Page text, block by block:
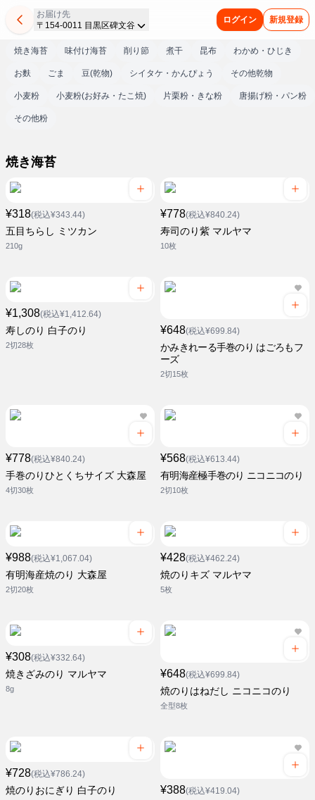
お届け先
〒154-0011 目黒区碑文谷
ログイン 新規登録
焼き海苔 味付け海苔 削り節 煮干 昆布 わかめ・ひじき
お麩 ごま 豆(乾物) シイタケ・かんぴょう その他乾物
小麦粉 小麦粉(お好み・たこ焼) 片栗粉・きな粉 唐揚げ粉・パン粉
その他粉
焼き海苔
¥318(税込¥343.44)
五目ちらし ミツカン
210g
¥778(税込¥840.24)
寿司のり紫 マルヤマ
10枚
¥1,308(税込¥1,412.64)
寿しのり 白子のり
2切28枚
¥648(税込¥699.84)
かみきれーる手巻のり はごろもフ
ーズ
2切15枚
¥778(税込¥840.24)
手巻のりひとくちサイズ 大森屋
4切30枚
¥568(税込¥613.44)
有明海産極手巻のり ニコニコのり
2切10枚
¥988(税込¥1,067.04)
有明海産焼のり 大森屋
2切20枚
¥428(税込¥462.24)
焼のりキズ マルヤマ
5枚
¥308(税込¥332.64)
焼きざみのり マルヤマ
8g
¥648(税込¥699.84)
焼のりはねだし ニコニコのり
全型8枚
¥728(税込¥786.24)
焼のりおにぎり 白子のり ¥388(税込¥419.04)